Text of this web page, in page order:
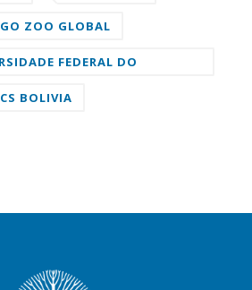
ZOO GLOBAL
FEDERAL DO
BOLIVIA